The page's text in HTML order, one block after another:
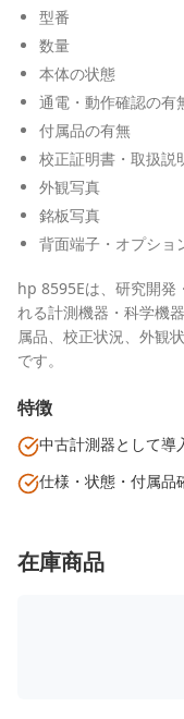
型番
数量
本体の状態
通電・動作確認の有
付属品の有無
校正証明書・取扱説
外観写真
銘板写真
背面端子・オプショ
hp 8595Eは、研究開発
れる計測機器・科学機
属品、校正状況、外観
です。
特徴
中古計測器として導
仕様・状態・付属品
在庫商品